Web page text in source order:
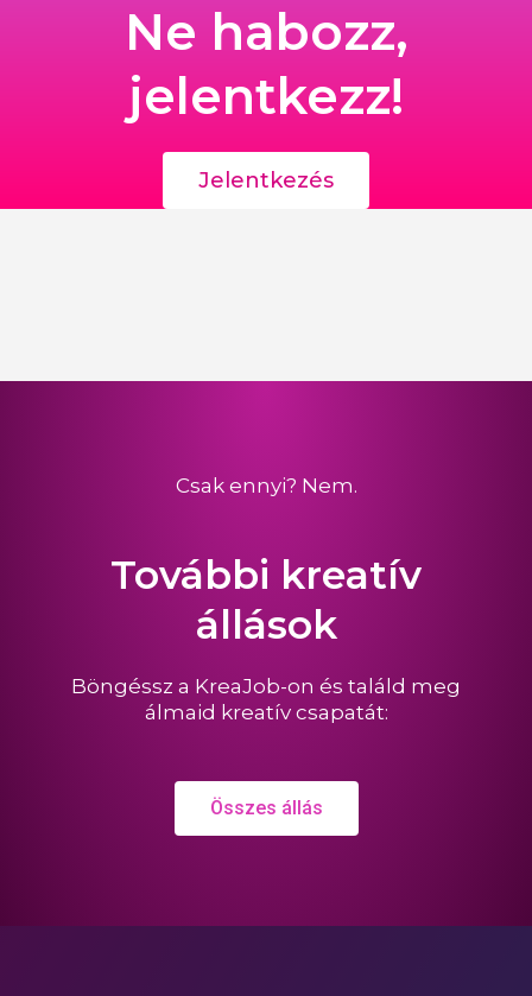
Ne habozz,
jelentkezz!
Jelentkezés
Csak ennyi? Nem.
További kreatív
állások
Böngéssz a KreaJob-on és találd meg
álmaid kreatív csapatát:
Összes állás